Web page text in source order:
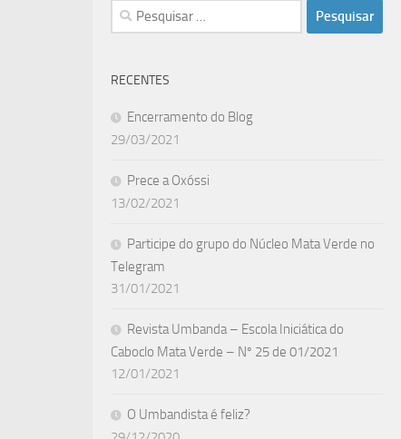
Pesquisar
por:
RECENTES
Encerramento do Blog
29/03/2021
Prece a Oxóssi
13/02/2021
Participe do grupo do Núcleo Mata Verde no
Telegram
31/01/2021
Revista Umbanda – Escola Iniciática do
Caboclo Mata Verde – Nº 25 de 01/2021
12/01/2021
O Umbandista é feliz?